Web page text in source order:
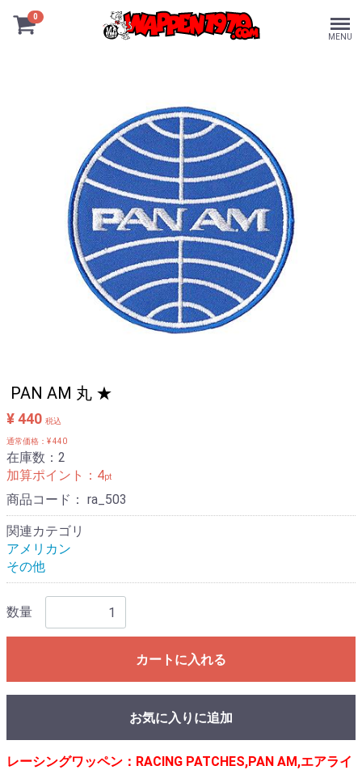
0
MENU
PAN AM 丸 ★
¥ 440 税込
通常価格：¥ 440
在庫数：2
加算ポイント： 4pt
商品コード： ra_503
関連カテゴリ
アメリカン
その他
数量
カートに入れる
お気に入りに追加
レーシングワッペン：RACING PATCHES,PAN AM,エアライ